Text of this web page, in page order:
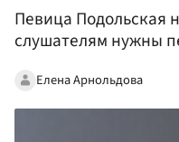
Певица Подольская
слушателям нужны
Елена Арнольдова